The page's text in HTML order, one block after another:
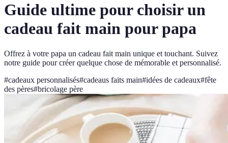
Guide ultime pour choisir un
cadeau fait main pour papa
Offrez à votre papa un cadeau fait main unique et touchant. Suivez
notre guide pour créer quelque chose de mémorable et personnalisé.
#cadeaux personnalisés#cadeaus faits main#idées de cadeaux#fête
des pères#bricolage père